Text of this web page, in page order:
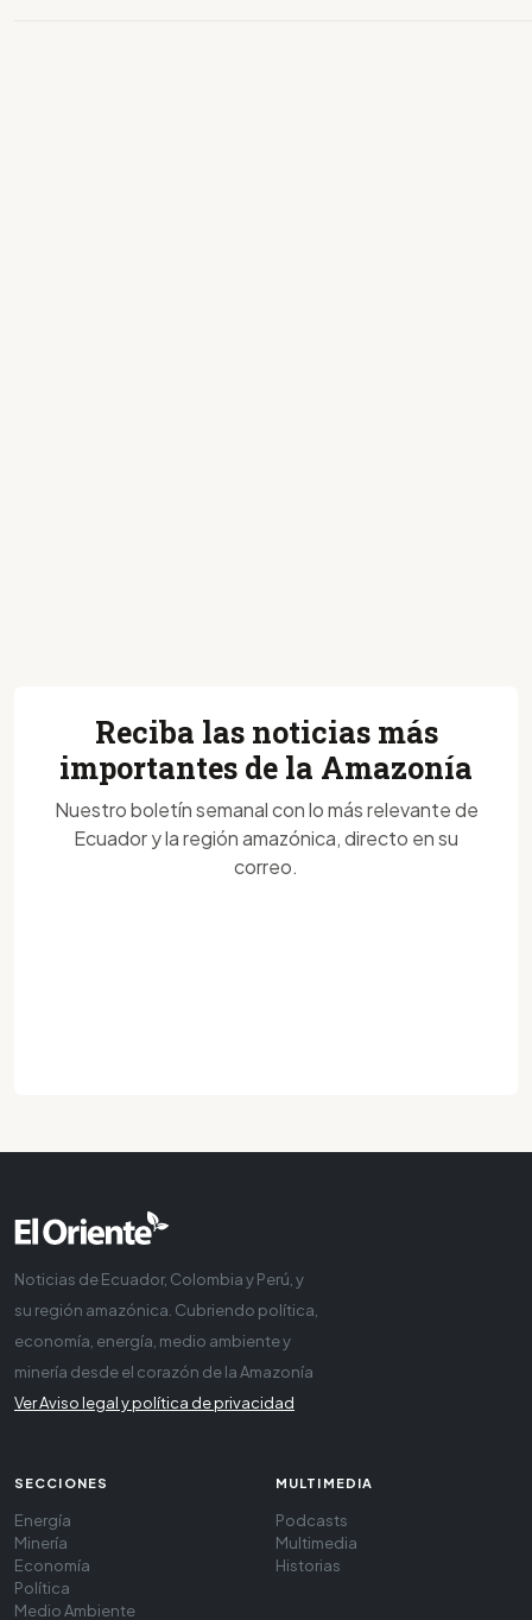
Reciba las noticias más
importantes de la Amazonía
Nuestro boletín semanal con lo más relevante de
Ecuador y la región amazónica, directo en su
correo.
Noticias de Ecuador, Colombia y Perú, y
su región amazónica. Cubriendo política,
economía, energía, medio ambiente y
minería desde el corazón de la Amazonía
Ver Aviso legal y política de privacidad
SECCIONES
Energía
Minería
Economía
Política
Medio Ambiente
MULTIMEDIA
Podcasts
Multimedia
Historias